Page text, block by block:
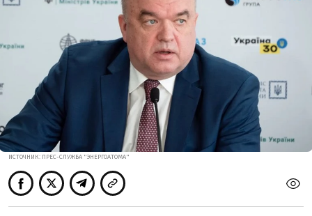
ИСТОЧНИК: ПРЕС-СЛУЖБА "ЭНЕРГОАТОМА"